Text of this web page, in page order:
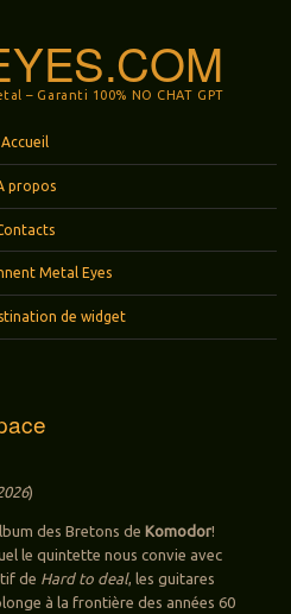
– Garanti 100% NO CHAT GPT
Accueil
propos
Metal Eyes
de widget
)
des Bretons de Komodor!
le quintette nous convie avec
de Hard to deal, les guitares
à la frontière des années 60